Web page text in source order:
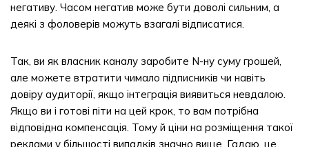
негативу. Часом негатив може бути доволі сильним, а
деякі з фоловерів можуть взагалі відписатися.
Так, ви як власник каналу заробите N-ну суму грошей,
але можете втратити чимало підписників чи навіть
довіру аудиторії, якщо інтеграція виявиться невдалою.
Якщо ви і готові піти на цей крок, то вам потрібна
відповідна компенсація. Тому й ціни на розміщення такої
реклами у більшості випадків значно вище. Гадаю, це